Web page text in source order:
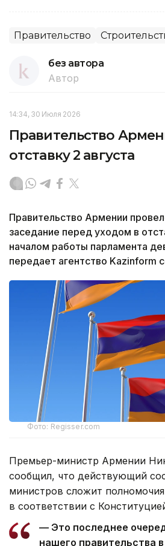
Правительство
без автора
Автор
14:34, 30 Июля 2026
Правительство
отставку 2 августа
Правительство Армении
заседание перед уходом в
началом работы парламента
передает агентство Kazinform
Фото: Regisser.com
Премьер-министр Армении
сообщил, что действующий
министров сложит
в соответствии с
— Это последнее
нашего правительства